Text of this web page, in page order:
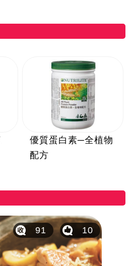
優質蛋白素─全植物
配方
91 10